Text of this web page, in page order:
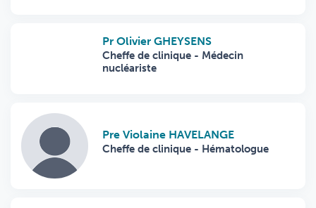
Pr Olivier GHEYSENS
Cheffe de clinique - Médecin
nucléariste
Pre Violaine HAVELANGE
Cheffe de clinique - Hématologue